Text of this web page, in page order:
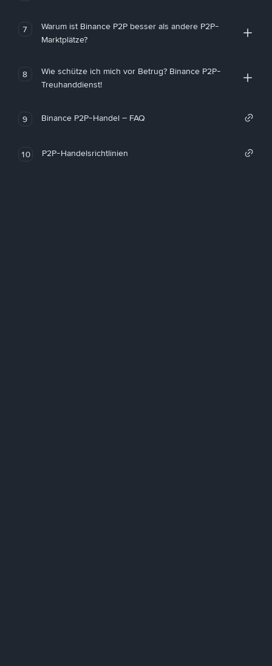
7
Warum ist Binance P2P besser als andere P2P-
Marktplätze?
8
Wie schütze ich mich vor Betrug? Binance P2P-
Treuhanddienst!
9 Binance P2P-Handel – FAQ
10 P2P-Handelsrichtlinien